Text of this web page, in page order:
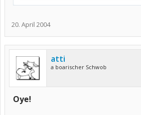
20. April 2004
atti
a boarischer Schwob
Oye!